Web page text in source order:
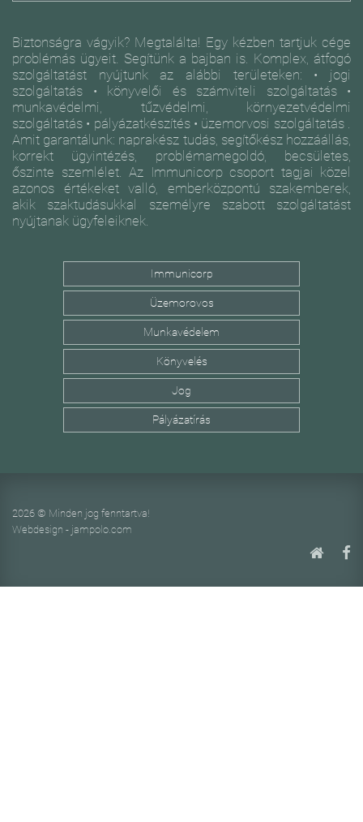
Biztonságra vágyik? Megtalálta! Egy kézben tartjuk cége
problémás ügyeit. Segítünk a bajban is. Komplex, átfogó
szolgáltatást nyújtunk az alábbi területeken: • jogi
szolgáltatás • könyvelői és számviteli szolgáltatás •
munkavédelmi, tűzvédelmi, környezetvédelmi
szolgáltatás • pályázatkészítés • üzemorvosi szolgáltatás .
Amit garantálunk: naprakész tudás, segítőkész hozzáállás,
korrekt ügyintézés, problémamegoldó, becsületes,
őszinte szemlélet. Az Immunicorp csoport tagjai közel
azonos értékeket valló, emberközpontú szakemberek,
akik szaktudásukkal személyre szabott szolgáltatást
nyújtanak ügyfeleiknek.
Immunicorp
Üzemorovos
Munkavédelem
Könyvelés
Jog
Pályázatírás
2026 © Minden jog fenntartva!
Webdesign - jampolo.com